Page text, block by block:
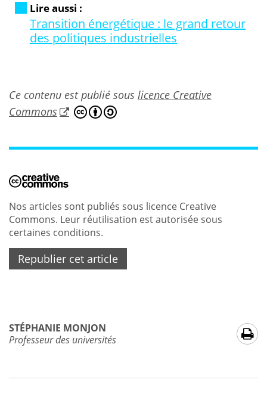
Lire aussi :
Transition énergétique : le grand retour
des politiques industrielles
Ce contenu est publié sous licence Creative
Commons
Nos articles sont publiés sous licence Creative
Commons. Leur réutilisation est autorisée sous
certaines conditions.
Republier cet article
STÉPHANIE MONJON
Professeur des universités